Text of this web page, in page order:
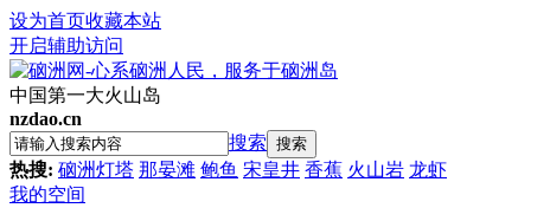
设为首页收藏本站
开启辅助访问
中国第一大火山岛
nzdao.cn
搜索 搜索
热搜: 硇洲灯塔 那晏滩 鲍鱼 宋皇井 香蕉 火山岩 龙虾
我的空间